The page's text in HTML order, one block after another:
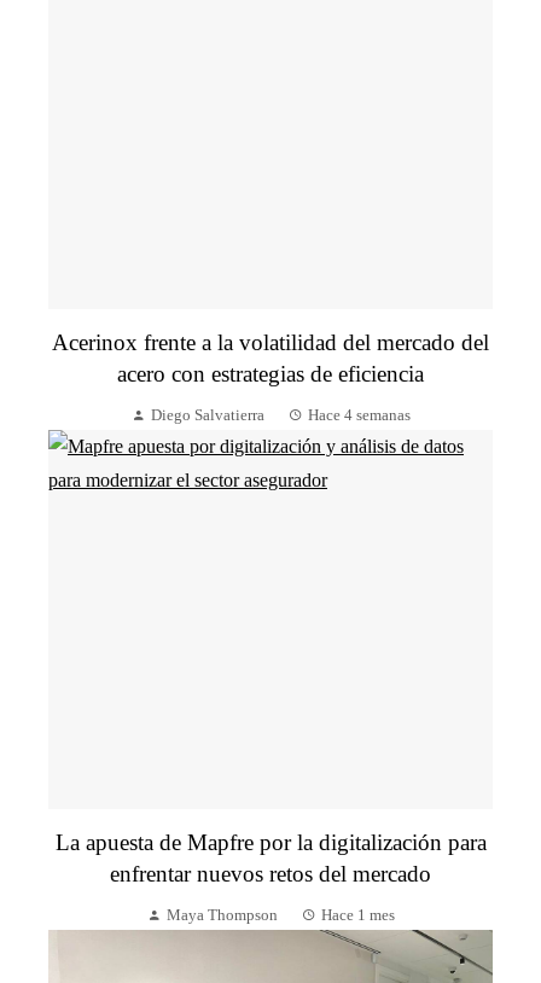
Acerinox frente a la volatilidad del mercado del
acero con estrategias de eficiencia
Diego Salvatierra Hace 4 semanas
La apuesta de Mapfre por la digitalización para
enfrentar nuevos retos del mercado
Maya Thompson Hace 1 mes